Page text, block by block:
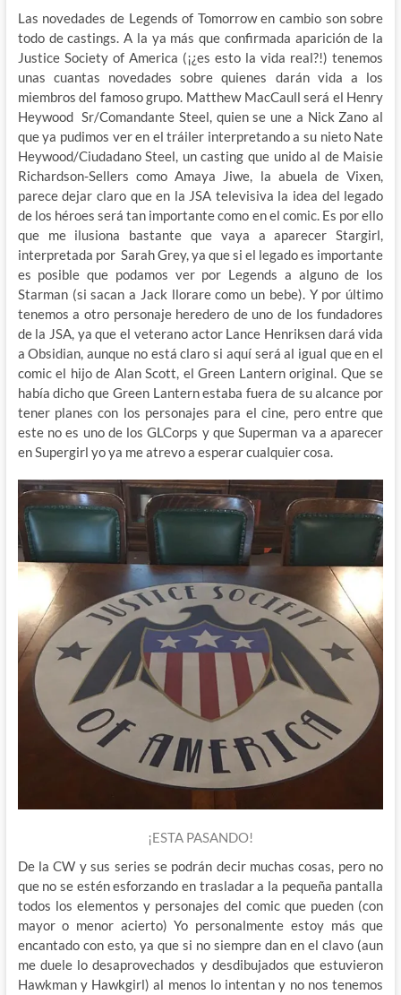
Las novedades de Legends of Tomorrow en cambio son sobre
todo de castings. A la ya más que confirmada aparición de la
Justice Society of America (¡¿es esto la vida real?!) tenemos
unas cuantas novedades sobre quienes darán vida a los
miembros del famoso grupo. Matthew MacCaull será el Henry
Heywood Sr/Comandante Steel, quien se une a Nick Zano al
que ya pudimos ver en el tráiler interpretando a su nieto Nate
Heywood/Ciudadano Steel, un casting que unido al de Maisie
Richardson-Sellers como Amaya Jiwe, la abuela de Vixen,
parece dejar claro que en la JSA televisiva la idea del legado
de los héroes será tan importante como en el comic. Es por ello
que me ilusiona bastante que vaya a aparecer Stargirl,
interpretada por Sarah Grey, ya que si el legado es importante
es posible que podamos ver por Legends a alguno de los
Starman (si sacan a Jack llorare como un bebe). Y por último
tenemos a otro personaje heredero de uno de los fundadores
de la JSA, ya que el veterano actor Lance Henriksen dará vida
a Obsidian, aunque no está claro si aquí será al igual que en el
comic el hijo de Alan Scott, el Green Lantern original. Que se
había dicho que Green Lantern estaba fuera de su alcance por
tener planes con los personajes para el cine, pero entre que
este no es uno de los GLCorps y que Superman va a aparecer
en Supergirl yo ya me atrevo a esperar cualquier cosa.
¡ESTA PASANDO!
De la CW y sus series se podrán decir muchas cosas, pero no
que no se estén esforzando en trasladar a la pequeña pantalla
todos los elementos y personajes del comic que pueden (con
mayor o menor acierto) Yo personalmente estoy más que
encantado con esto, ya que si no siempre dan en el clavo (aun
me duele lo desaprovechados y desdibujados que estuvieron
Hawkman y Hawkgirl) al menos lo intentan y no nos tenemos